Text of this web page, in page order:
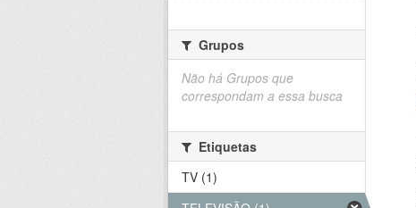
Grupos
Não há Grupos que
correspondam a essa busca
Etiquetas
TV (1)